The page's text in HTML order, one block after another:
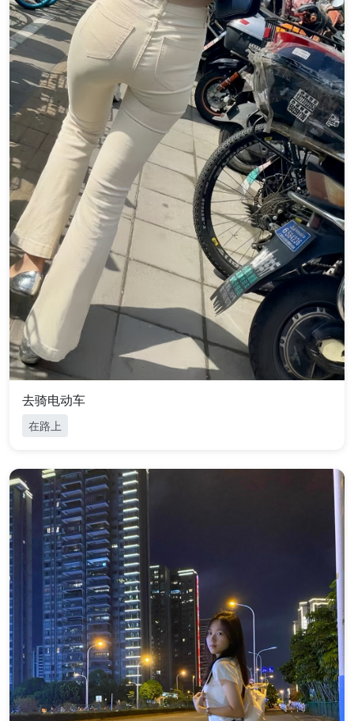
去骑电动车
在路上